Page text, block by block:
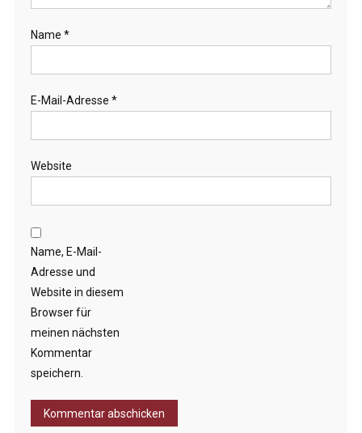
Name *
E-Mail-Adresse *
Website
Name, E-Mail-
Adresse und
Website in diesem
Browser für
meinen nächsten
Kommentar
speichern.